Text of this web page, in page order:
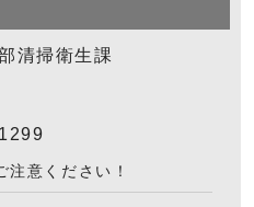
清掃衛生課
注意ください！